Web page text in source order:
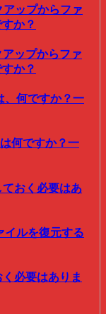
ップからファ
か？
ップからファ
か？
、何ですか？一
何ですか？一
ておく必要はあ
イルを復元する
必要はありま